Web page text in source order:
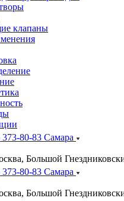
клапаны
80-83 Самара
Большой
80-83 Самара
Большой